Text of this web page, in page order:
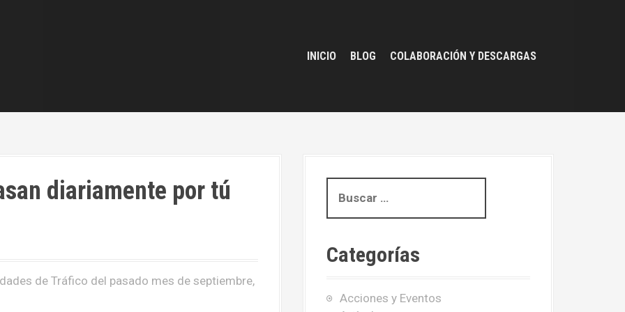
INICIO BLOG COLABORACIÓN Y DESCARGAS
diariamente por tú
de Tráfico del pasado mes de septiembre,
s
a
Categorías
Acciones y Eventos